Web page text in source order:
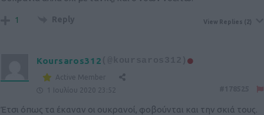
1 Reply View Replies (2)
Koursaros312
Active Member
1 Ιουλίου 2020 23:52
Έτσι όπως τα έκαναν οι ουκρανοί, φοβούνται και την σκιά τους.